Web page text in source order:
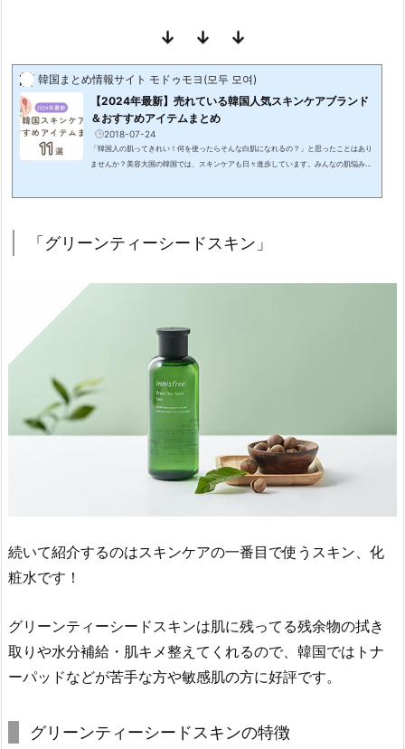
ン
テ
ィ
ー
シ
エ
ッ
ス
ロ
ー
シ
「グ
リ
ン
テ
ー
ー
↓ ↓ ↓
韓国まとめ情報サイト モドゥモヨ(모두 모여)
【2024年最新】売れている韓国人気スキンケアブランド
＆おすすめアイテムまとめ
2018-07-24
「韓国人の肌ってきれい！何を使ったらそんな白肌になれるの？」と思ったことはあり
ませんか？美容大国の韓国では、スキンケアも日々進歩しています。みんなの肌悩みを
ぐに試したく...
「グリーンティーシードスキン」
続いて紹介するのはスキンケアの一番目で使うスキン、化
粧水です！
グリーンティーシードスキンは肌に残ってる残余物の拭き
取りや水分補給・肌キメ整えてくれるので、韓国ではトナ
ーパッドなどが苦手な方や敏感肌の方に好評です。
グリーンティーシードスキンの特徴